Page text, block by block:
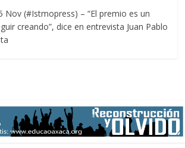
Nov (#Istmopress) – “El premio es un
creando”, dice en entrevista Juan Pablo